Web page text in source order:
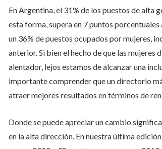
En Argentina, el 31% de los puestos de alta
esta forma, supera en 7 puntos
un 36% de puestos ocupados por mujeres,
anterior. Si bien el hecho de que las
alentador, lejos estamos de alcanzar una
importante comprender que un directorio
atraer mejores resultados en términos de
Donde se puede apreciar un cambio
en la alta dirección. En nuestra última